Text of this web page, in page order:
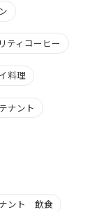
ティコーヒー
料理
ナント
ント 飲食